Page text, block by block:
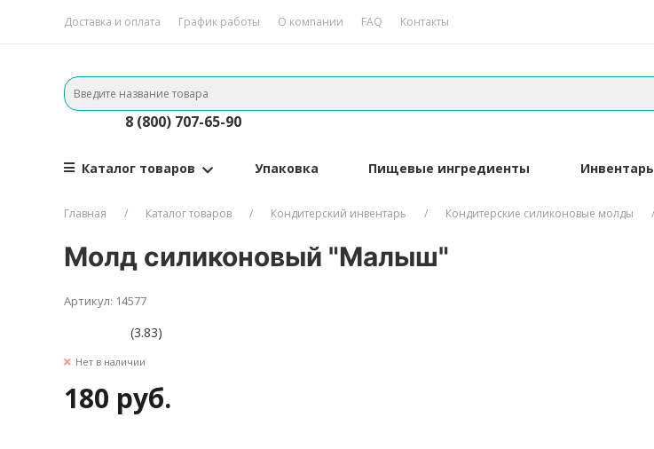
Доставка и оплата График работы О компании FAQ Контакты
8 (800) 707-65-90
Каталог товаров Упаковка Пищевые ингредиенты Инвентарь
Главная Каталог товаров Кондитерский инвентарь Кондитерские силиконовые молды
Молд силиконовый "Малыш"
Артикул: 14577
(3.83)
Нет в наличии
180 руб.